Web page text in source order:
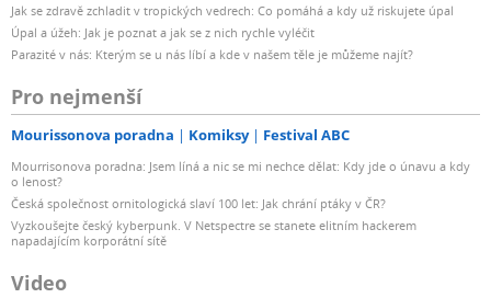
Jak se zdravě zchladit v tropických vedrech: Co pomáhá a kdy už riskujete úpal
Úpal a úžeh: Jak je poznat a jak se z nich rychle vyléčit
Parazité v nás: Kterým se u nás líbí a kde v našem těle je můžeme najít?
Pro nejmenší
Mourissonova poradna Komiksy Festival ABC
Mourrisonova poradna: Jsem líná a nic se mi nechce dělat: Kdy jde o únavu a kdy
o lenost?
Česká společnost ornitologická slaví 100 let: Jak chrání ptáky v ČR?
Vyzkoušejte český kyberpunk. V Netspectre se stanete elitním hackerem
napadajícím korporátní sítě
Video